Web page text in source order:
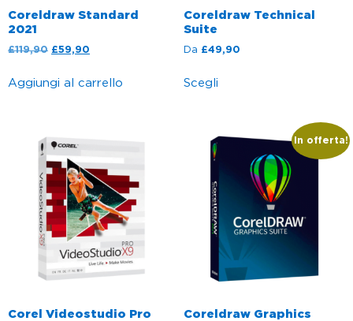
Coreldraw Standard
2021
£119,90 £59,90
Aggiungi al carrello
Coreldraw Technical
Suite
Da £49,90
Scegli
Corel Videostudio Pro
In offerta!
Coreldraw Graphics